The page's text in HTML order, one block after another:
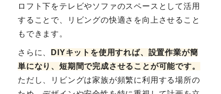
ロフト下をテレビやソファのスペースとして活用
することで、リビングの快適さを向上させること
もできます。
さらに、
DIYキットを使用すれば、設置作業が簡
単になり、短期間で完成させることが可能です。
ただし、リビングは家族が頻繁に利用する場所の